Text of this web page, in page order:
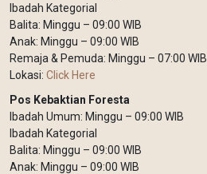
Ibadah Kategorial
Balita: Minggu – 09:00 WIB
Anak: Minggu – 09:00 WIB
Remaja & Pemuda: Minggu – 07:00 WIB
Lokasi: Click Here
Pos Kebaktian Foresta
Ibadah Umum: Minggu – 09:00 WIB
Ibadah Kategorial
Balita: Minggu – 09:00 WIB
Anak: Minggu – 09:00 WIB